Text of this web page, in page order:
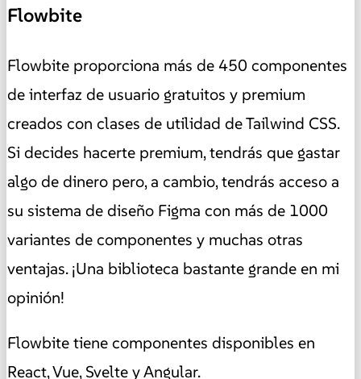
Flowbite
Flowbite proporciona más de 450 componentes
de interfaz de usuario gratuitos y premium
creados con clases de utilidad de Tailwind CSS.
Si decides hacerte premium, tendrás que gastar
algo de dinero pero, a cambio, tendrás acceso a
su sistema de diseño Figma con más de 1000
variantes de componentes y muchas otras
ventajas. ¡Una biblioteca bastante grande en mi
opinión!
Flowbite tiene componentes disponibles en
React, Vue, Svelte y Angular.